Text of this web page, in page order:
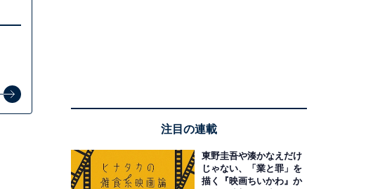
注目の連載
東野圭吾や湊かなえだけ
じゃない、「業と罪」を
描く『映画ちいかわ』か